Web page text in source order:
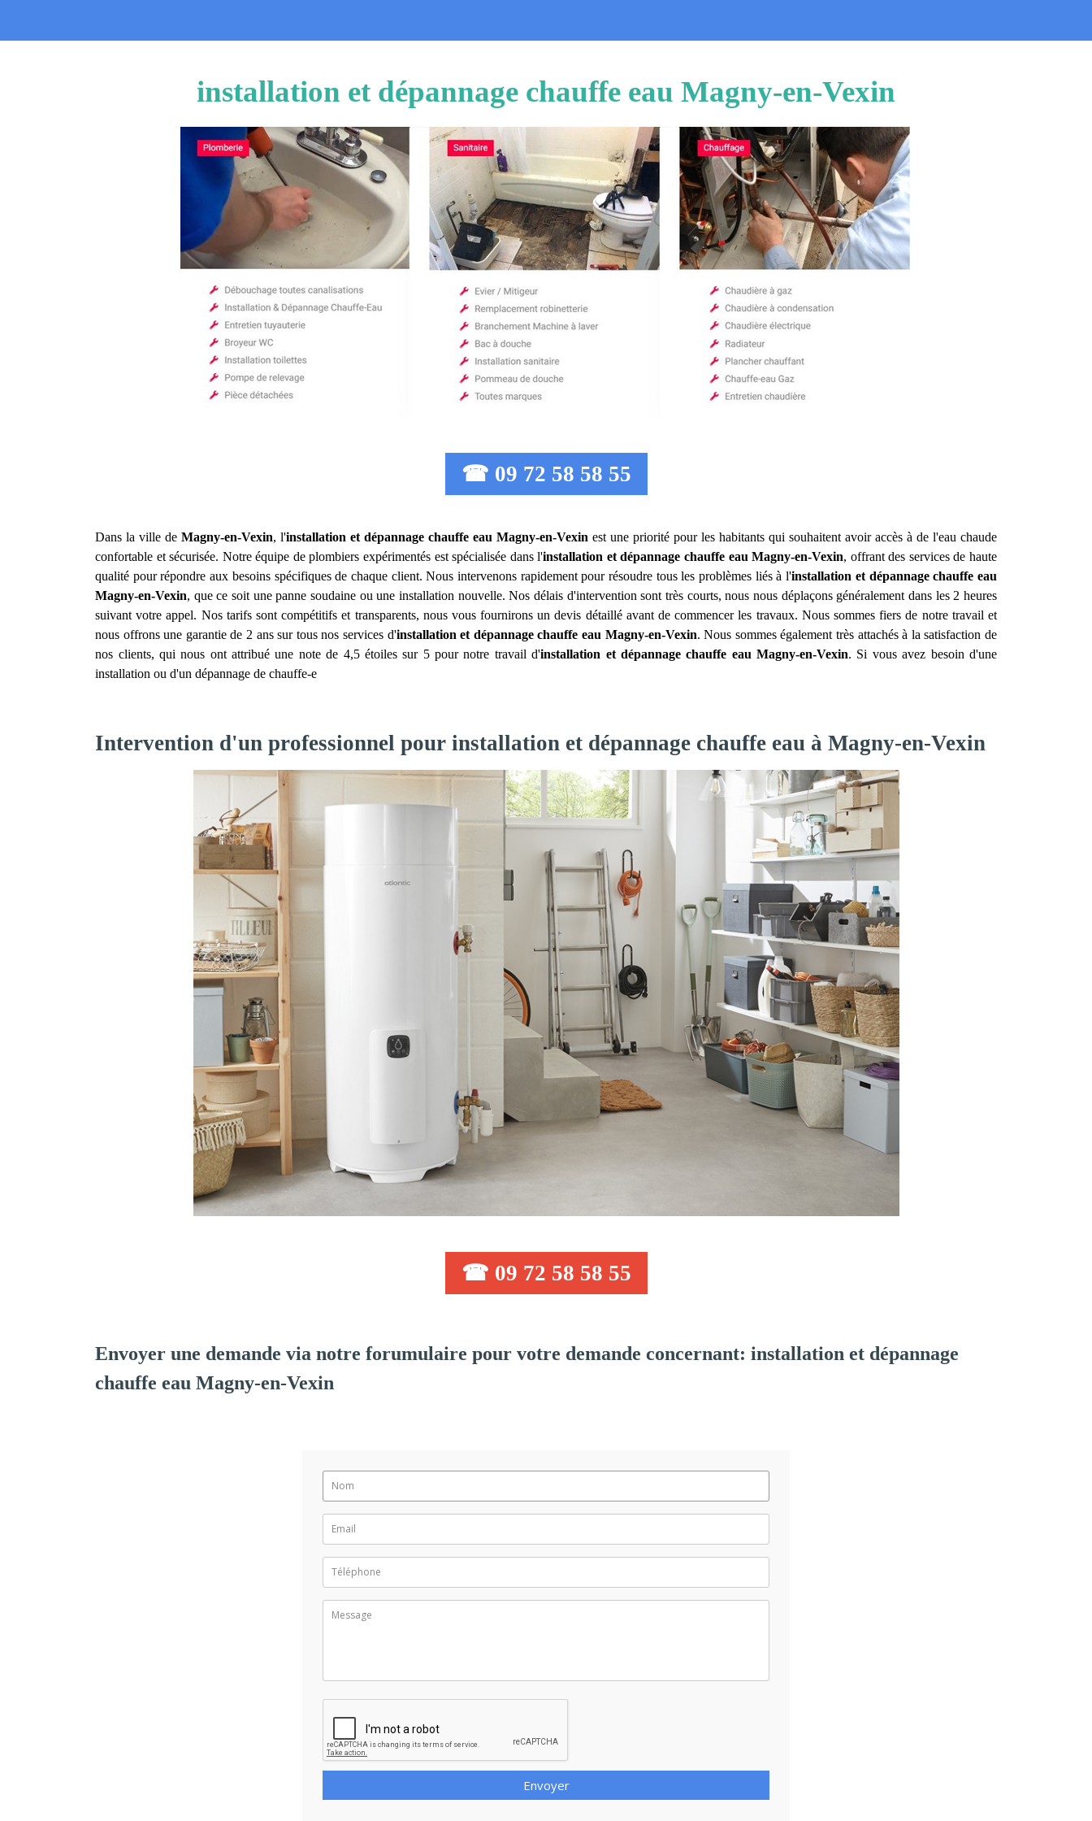
installation et dépannage chauffe eau Magny-en-Vexin
☎ 09 72 58 58 55
Dans la ville deMagny-en-Vexin, l'installation et dépannage chauffe eau Magny-en-Vexin est une priorité pour les habitants qui souhaitent avoir accès à de l'eau chaude
confortable et sécurisée. Notre équipe de plombiers expérimentés est spécialisée dans l'installation et dépannage chauffe eau Magny-en-Vexin, offrant des services de haute
qualité pour répondre aux besoins spécifiques de chaque client. Nous intervenons rapidement pour résoudre tous les problèmes liés à l'installation et dépannage chauffe eau
Magny-en-Vexin, que ce soit une panne soudaine ou une installation nouvelle. Nos délais d'intervention sont très courts, nous nous déplaçons généralement dans les 2 heures
suivant votre appel. Nos tarifs sont compétitifs et transparents, nous vous fournirons un devis détaillé avant de commencer les travaux. Nous sommes fiers de notre travail et
nous offrons une garantie de 2 ans sur tous nos services d'installation et dépannage chauffe eau Magny-en-Vexin. Nous sommes également très attachés à la satisfaction de
nos clients, qui nous ont attribué une note de 4,5 étoiles sur 5 pour notre travail d'installation et dépannage chauffe eau Magny-en-Vexin. Si vous avez besoin d'une
installation ou d'un dépannage de chauffe-e
Intervention d'un professionnel pour installation et dépannage chauffe eau à Magny-en-Vexin
☎ 09 72 58 58 55
Envoyer une demande via notre forumulaire pour votre demande concernant: installation et dépannage
chauffe eau Magny-en-Vexin
Envoyer